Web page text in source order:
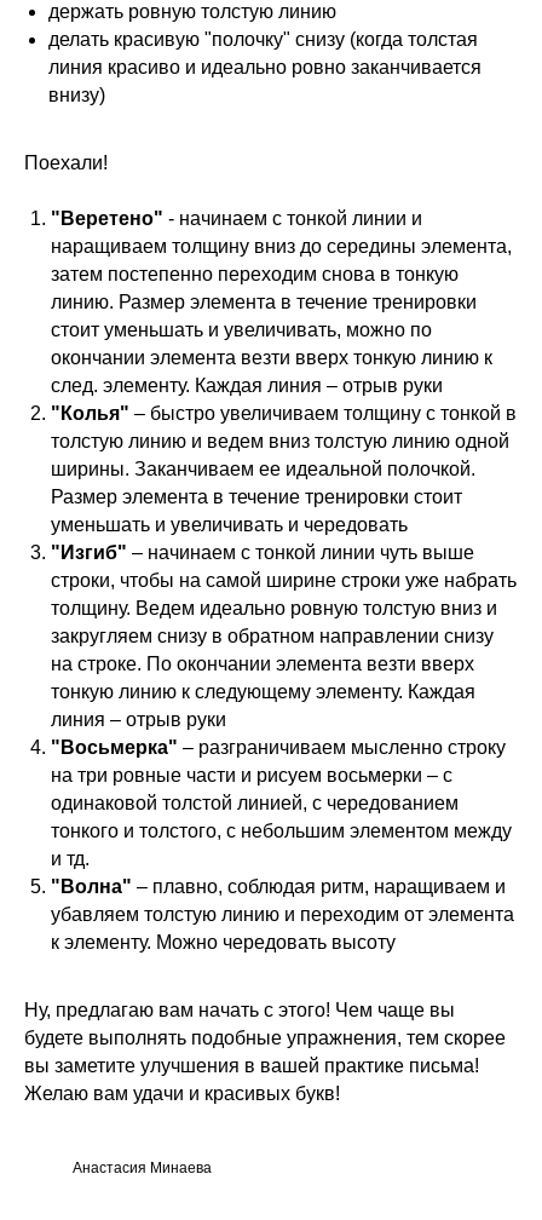
держать ровную толстую линию
делать красивую "полочку" снизу (когда толстая
линия красиво и идеально ровно заканчивается
внизу)⠀
Поехали!
"Веретено" - начинаем с тонкой линии и
наращиваем толщину вниз до середины элемента,
затем постепенно переходим снова в тонкую
линию. Размер элемента в течение тренировки
стоит уменьшать и увеличивать, можно по
окончании элемента везти вверх тонкую линию к
след. элементу. Каждая линия – отрыв руки ⠀
"Колья" – быстро увеличиваем толщину с тонкой в
толстую линию и ведем вниз толстую линию одной
ширины. Заканчиваем ее идеальной полочкой.
Размер элемента в течение тренировки стоит
уменьшать и увеличивать и чередовать ⠀
"Изгиб" – начинаем с тонкой линии чуть выше
строки, чтобы на самой ширине строки уже набрать
толщину. Ведем идеально ровную толстую вниз и
закругляем снизу в обратном направлении снизу
на строке. По окончании элемента везти вверх
тонкую линию к следующему элементу. Каждая
линия – отрыв руки ⠀
"Восьмерка" – разграничиваем мысленно строку
на три ровные части и рисуем восьмерки – с
одинаковой толстой линией, с чередованием
тонкого и толстого, с небольшим элементом между
и тд. ⠀
"Волна" – плавно, соблюдая ритм, наращиваем и
убавляем толстую линию и переходим от элемента
к элементу. Можно чередовать высоту ⠀
Ну, предлагаю вам начать с этого! Чем чаще вы
будете выполнять подобные упражнения, тем скорее
вы заметите улучшения в вашей практике письма!
Желаю вам удачи и красивых букв!
Анастасия Минаева